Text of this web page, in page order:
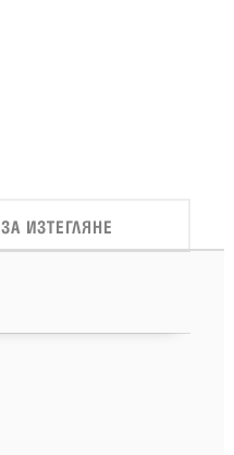
ЗА ИЗТЕГЛЯНЕ